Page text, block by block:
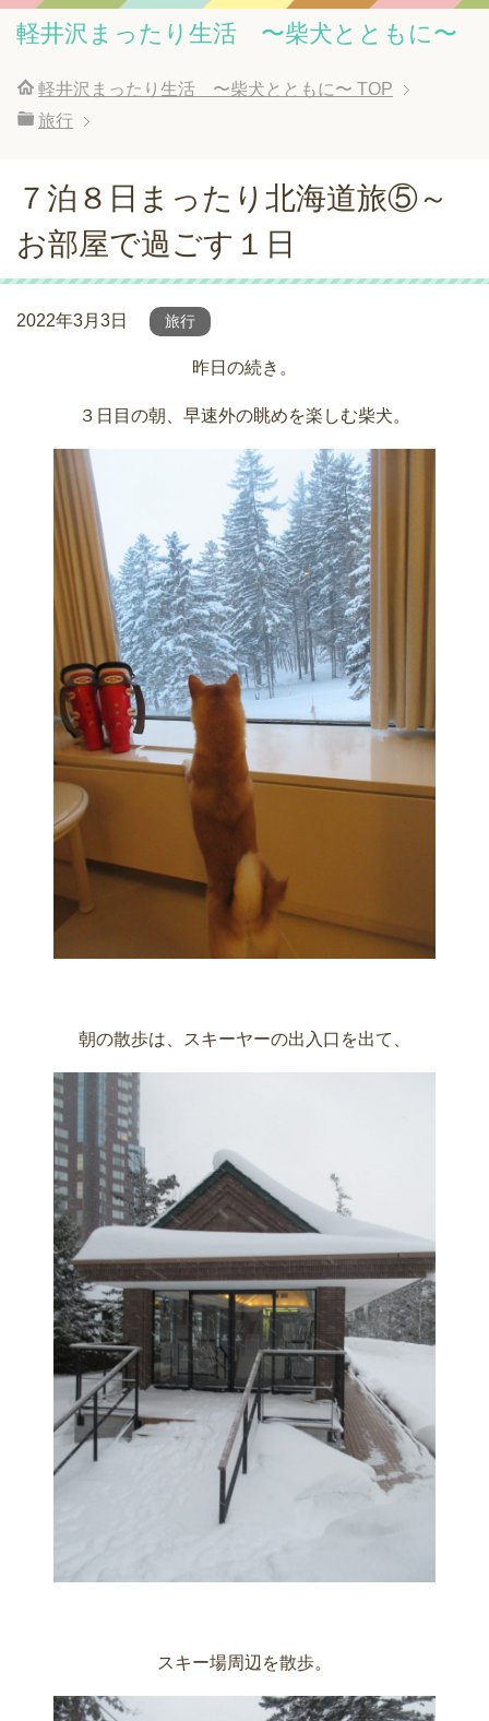
軽井沢まったり生活 〜柴犬とともに〜
軽井沢まったり生活 〜柴犬とともに〜 TOP
旅行
７泊８日まったり北海道旅⑤～
お部屋で過ごす１日
2022年3月3日 旅行
昨日の続き。
３日目の朝、早速外の眺めを楽しむ柴犬。
朝の散歩は、スキーヤーの出入口を出て、
スキー場周辺を散歩。